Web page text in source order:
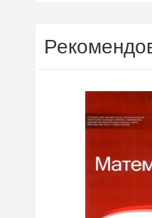
участь в розіграші
15 Реєстрація в
акції: http://